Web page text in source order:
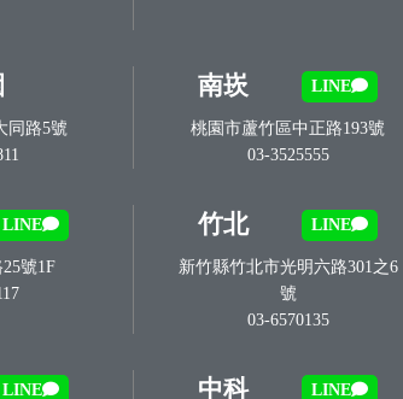
同路5號
南崁 LINE
桃園市蘆竹區中正路193號
03-3525555
LINE
號1F
竹北 LINE
新竹縣竹北市光明六路301之6
號
03-6570135
LINE 中科 LINE